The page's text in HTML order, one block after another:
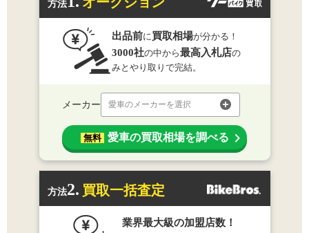
方法
出品前に買取相場が分かる！
3000社の中から最高入札店の
みとやり取りで完結。
メーカー 愛車のメーカーを選択
無料 愛車の買取相場を調べる
方法2. 買取一括査定
業界最大級の加盟店数！